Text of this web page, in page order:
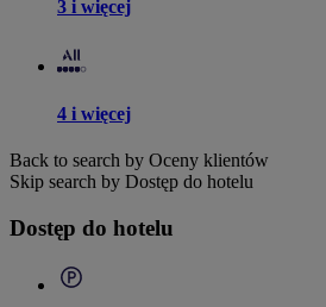
3 i więcej
4 i więcej
Back to search by Oceny klientów
Skip search by Dostęp do hotelu
Dostęp do hotelu